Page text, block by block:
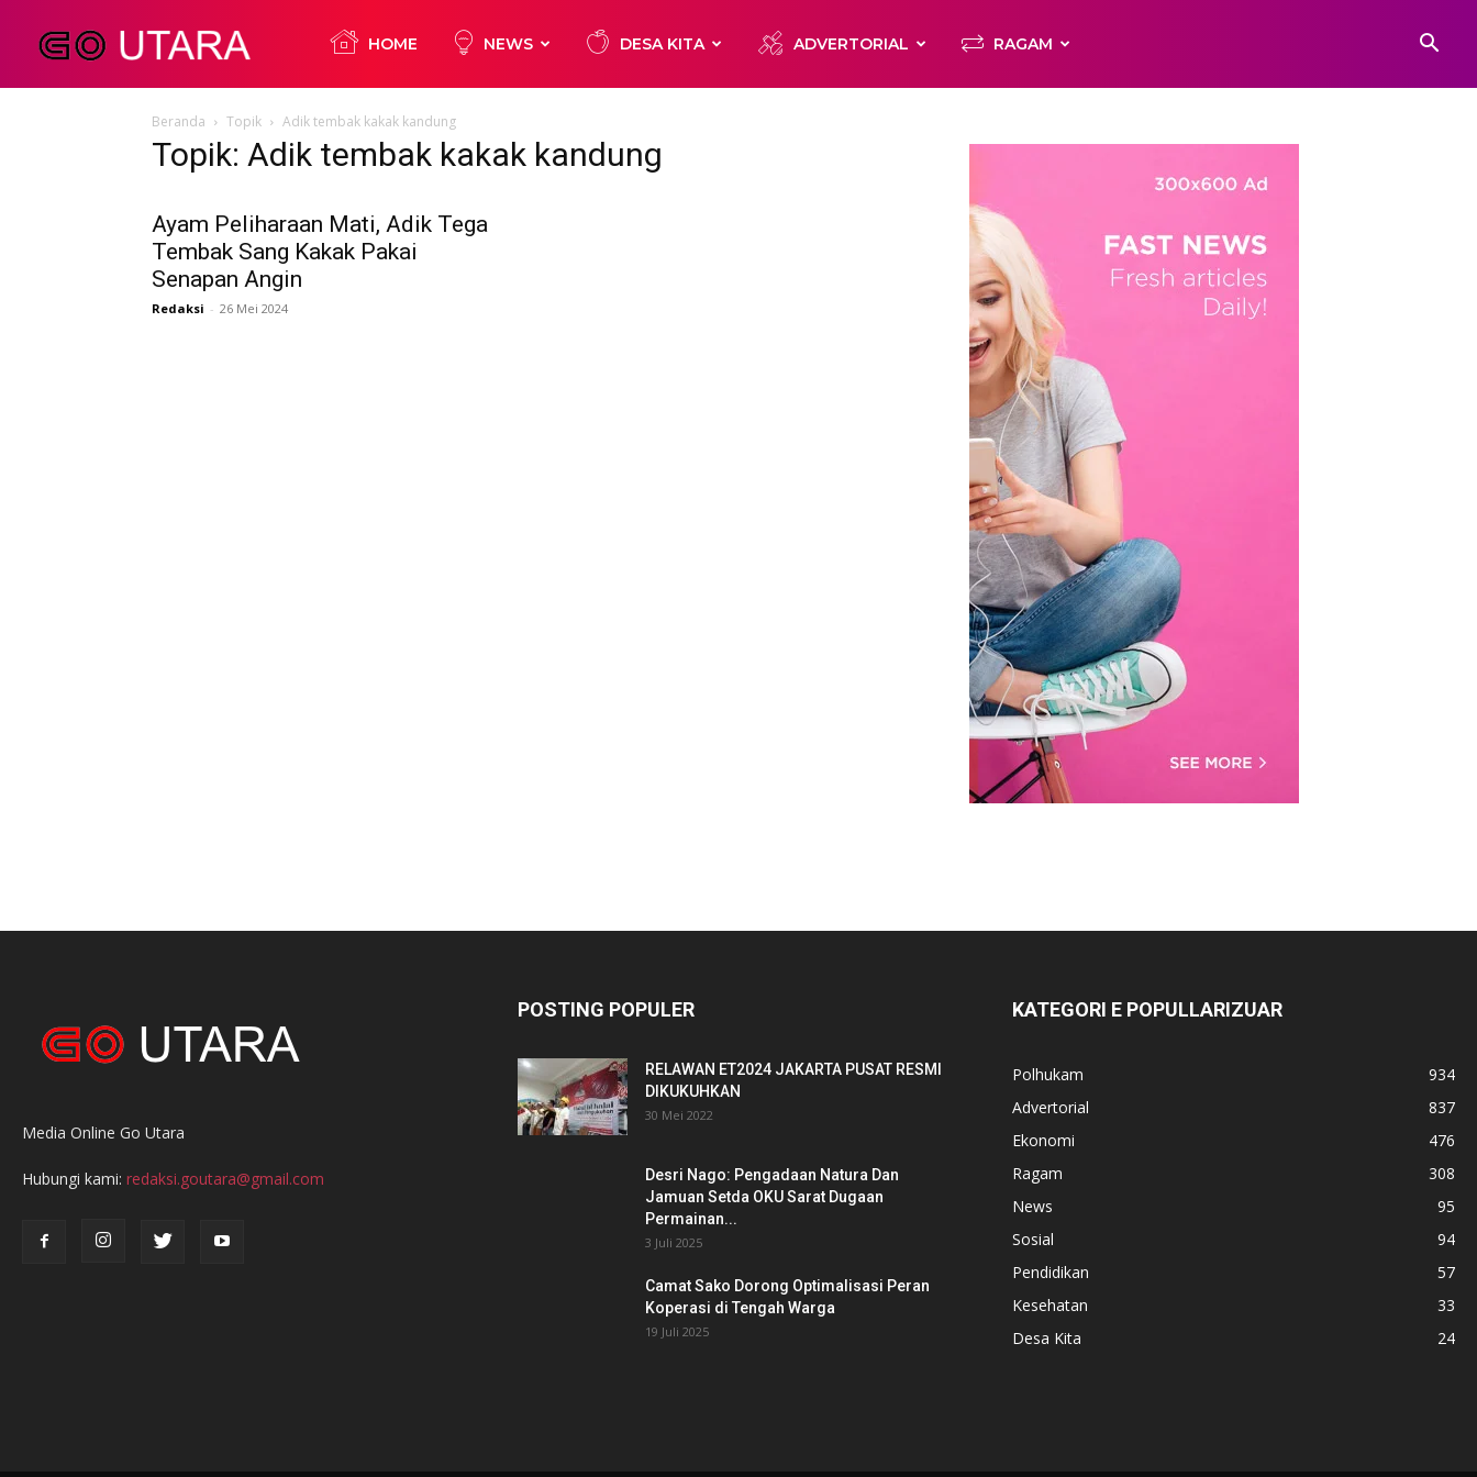
Utara
HOME NEWS DESA KITA ADVERTORIAL RAGAM
Beranda Topik Adik tembak kakak kandung
Topik: Adik tembak kakak kandung
Ayam Peliharaan Mati, Adik Tega
Tembak Sang Kakak Pakai
Senapan Angin
Redaksi - 26 Mei 2024
Media Online Go Utara
Hubungi kami: redaksi.goutara@gmail.com
POSTING POPULER
RELAWAN ET2024 JAKARTA PUSAT RESMI
DIKUKUHKAN
30 Mei 2022
Desri Nago: Pengadaan Natura Dan
Jamuan Setda OKU Sarat Dugaan
Permainan...
3 Juli 2025
Camat Sako Dorong Optimalisasi Peran
Koperasi di Tengah Warga
19 Juli 2025
KATEGORI E POPULLARIZUAR
Polhukam
934
Advertorial
837
Ekonomi
476
Ragam
308
News
95
Sosial
94
Pendidikan
57
Kesehatan
33
Desa Kita
24